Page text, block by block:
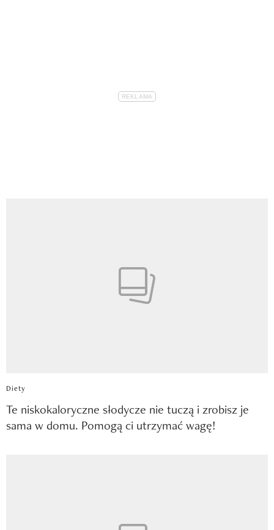
Diety
Te niskokaloryczne słodycze nie tuczą i zrobisz je
sama w domu. Pomogą ci utrzymać wagę!